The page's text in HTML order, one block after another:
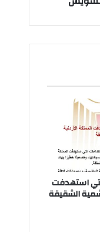
استهدفت
الشقيقة